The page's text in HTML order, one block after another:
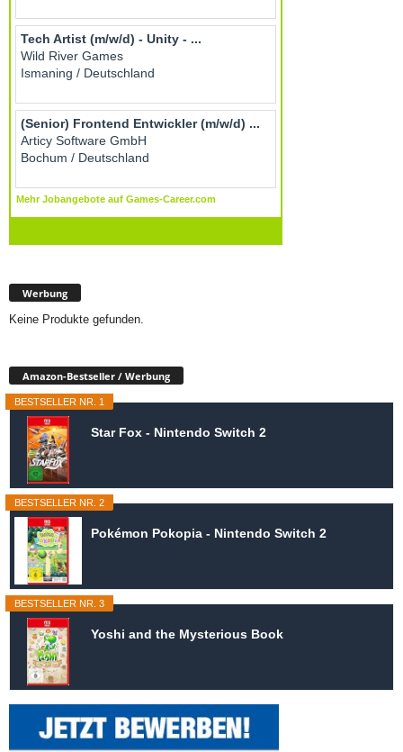
Werbung
Keine Produkte gefunden.
Amazon-Bestseller / Werbung
BESTSELLER NR. 1
Star Fox - Nintendo Switch 2
BESTSELLER NR. 2
Pokémon Pokopia - Nintendo Switch 2
BESTSELLER NR. 3
Yoshi and the Mysterious Book